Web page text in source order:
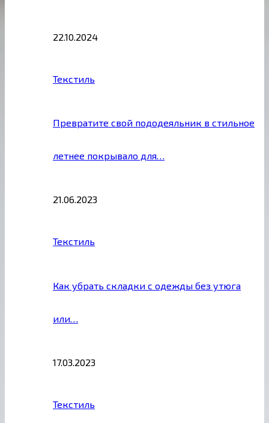
22.10.2024
Текстиль
Превратите свой пододеяльник в стильное
летнее покрывало для…
21.06.2023
Текстиль
Как убрать складки с одежды без утюга
или…
17.03.2023
Текстиль